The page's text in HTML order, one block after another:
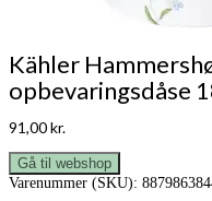
Kähler
opbevaringsdåse
91,00kr.
Gå til webshop
Varenummer (SKU):